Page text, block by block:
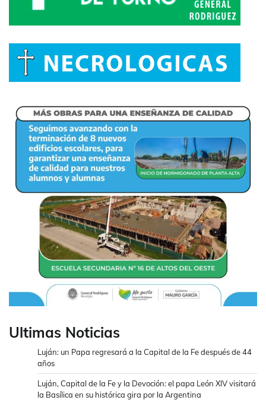
Ultimas Noticias
Luján: un Papa regresará a la Capital de la Fe después de 44
años
Luján, Capital de la Fe y la Devoción: el papa León XIV visitará
la Basílica en su histórica gira por la Argentina